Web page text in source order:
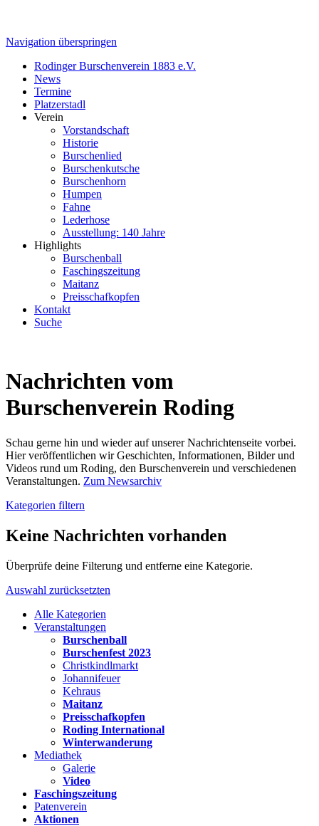
Navigation überspringen
Rodinger Burschenverein 1883 e.V.
News
Termine
Platzerstadl
Verein
Vorstandschaft
Historie
Burschenlied
Burschenkutsche
Burschenhorn
Humpen
Fahne
Lederhose
Ausstellung: 140 Jahre
Highlights
Burschenball
Faschingszeitung
Maitanz
Preisschafkopfen
Kontakt
Suche
Nachrichten vom
Burschenverein Roding
Schau gerne hin und wieder auf unserer Nachrichtenseite vorbei.
Hier veröffentlichen wir Geschichten, Informationen, Bilder und
Videos rund um Roding, den Burschenverein und verschiedenen
Veranstaltungen. Zum Newsarchiv
Kategorien filtern
Keine Nachrichten vorhanden
Überprüfe deine Filterung und entferne eine Kategorie.
Auswahl zurücksetzten
Alle Kategorien
Veranstaltungen
Burschenball
Burschenfest 2023
Christkindlmarkt
Johannifeuer
Kehraus
Maitanz
Preisschafkopfen
Roding International
Winterwanderung
Mediathek
Galerie
Video
Faschingszeitung
Patenverein
Aktionen